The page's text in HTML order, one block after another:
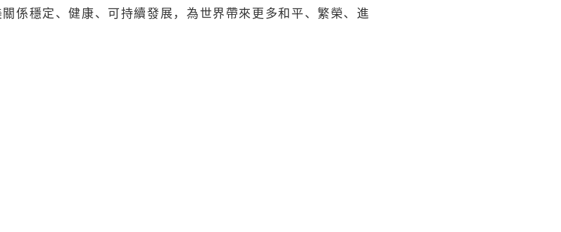
係穩定、健康、可持續發展，為世界帶來更多和平、繁榮、進